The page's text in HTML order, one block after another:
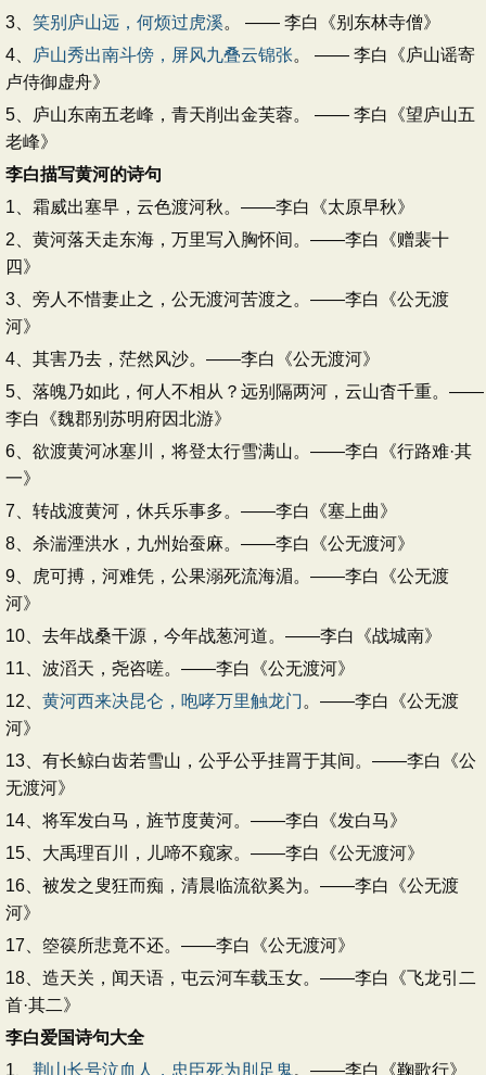
3、 笑别庐山远，何烦过虎溪。 —— 李白《别东林寺僧》
4、
庐山秀出南斗傍，屏风九叠云锦张。 —— 李白《庐山谣寄
卢侍御虚舟》
5、庐山东南五老峰，青天削出金芙蓉。 —— 李白《望庐山五
老峰》
李白描写黄河的诗句
1、霜威出塞早，云色渡河秋。——李白《太原早秋》
2、黄河落天走东海，万里写入胸怀间。——李白《赠裴十
四》
3、旁人不惜妻止之，公无渡河苦渡之。——李白《公无渡
河》
4、其害乃去，茫然风沙。——李白《公无渡河》
5、落魄乃如此，何人不相从？远别隔两河，云山杳千重。——
李白《魏郡别苏明府因北游》
6、欲渡黄河冰塞川，将登太行雪满山。——李白《行路难·其
一》
7、转战渡黄河，休兵乐事多。——李白《塞上曲》
8、杀湍湮洪水，九州始蚕麻。——李白《公无渡河》
9、虎可搏，河难凭，公果溺死流海湄。——李白《公无渡
河》
10、去年战桑干源，今年战葱河道。——李白《战城南》
11、波滔天，尧咨嗟。——李白《公无渡河》
12、 黄河西来决昆仑，咆哮万里触龙门 。——李白《公无渡
河》
13、有长鲸白齿若雪山，公乎公乎挂罥于其间。——李白《公
无渡河》
14、将军发白马，旌节度黄河。——李白《发白马》
15、大禹理百川，儿啼不窥家。——李白《公无渡河》
16、被发之叟狂而痴，清晨临流欲奚为。——李白《公无渡
河》
17、箜篌所悲竟不还。——李白《公无渡河》
18、造天关，闻天语，屯云河车载玉女。——李白《飞龙引二
首·其二》
李白爱国诗句大全
1、 荆山长号泣血人，忠臣死为刖足鬼。——李白《鞠歌行》